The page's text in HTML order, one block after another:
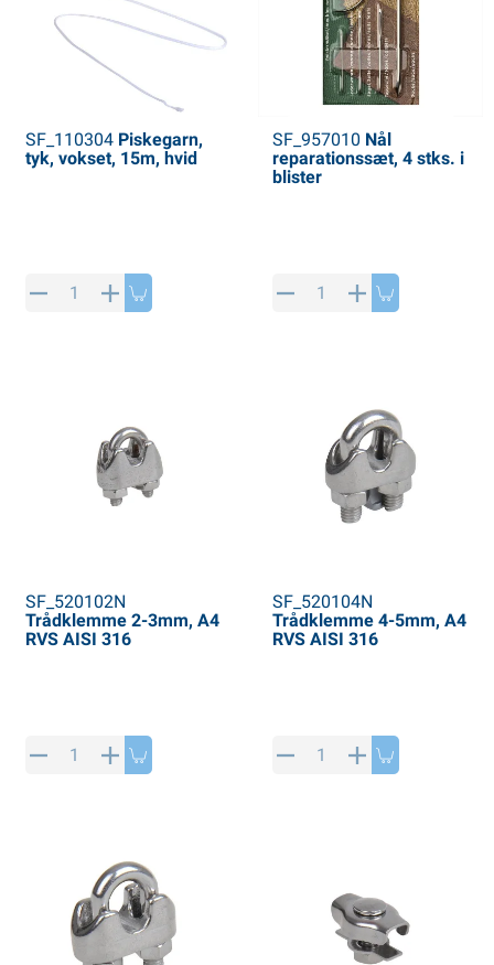
SF_110304Piskegarn,
tyk, vokset, 15m, hvid
SF_957010 Nål
reparationssæt, 4 stks. i
blister
SF_520102N
Trådklemme 2-3mm, A4
RVS AISI 316
SF_520104N
Trådklemme 4-5mm, A4
RVS AISI 316